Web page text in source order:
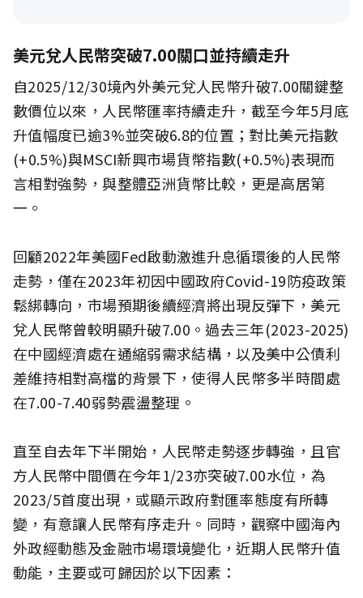
美元兌人民幣突破7.00關口並持續走升
自2025/12/30境內外美元兌人民幣升破7.00關鍵整
數價位以來，人民幣匯率持續走升，截至今年5月底
升值幅度已逾3%並突破6.8的位置；對比美元指數
(+0.5%)與MSCI新興市場貨幣指數(+0.5%)表現而
言相對強勢，與整體亞洲貨幣比較，更是高居第
一。
回顧2022年美國Fed啟動激進升息循環後的人民幣
走勢，僅在2023年初因中國政府Covid-19防疫政策
鬆綁轉向，市場預期後續經濟將出現反彈下，美元
兌人民幣曾較明顯升破7.00。過去三年(2023-2025)
在中國經濟處在通縮弱需求結構，以及美中公債利
差維持相對高檔的背景下，使得人民幣多半時間處
在7.00-7.40弱勢震盪整理。
直至自去年下半開始，人民幣走勢逐步轉強，且官
方人民幣中間價在今年1/23亦突破7.00水位，為
2023/5首度出現，或顯示政府對匯率態度有所轉
變，有意讓人民幣有序走升。同時，觀察中國海內
外政經動態及金融市場環境變化，近期人民幣升值
動能，主要或可歸因於以下因素：